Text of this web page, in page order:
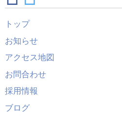
トップ
お知らせ
アクセス地図
お問合わせ
採用情報
ブログ